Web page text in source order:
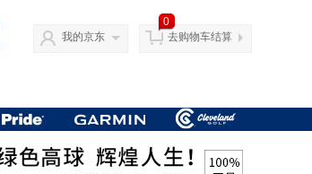
我的京东
0
去购物车结算